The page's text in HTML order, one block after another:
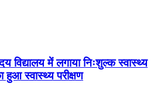
विद्यालय में लगाया निःशुल्क स्वास्थ्य
हुआ स्वास्थ्य परीक्षण